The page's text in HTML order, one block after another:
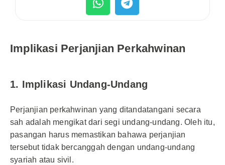
Implikasi Perjanjian Perkahwinan
1. Implikasi Undang-Undang
Perjanjian perkahwinan yang ditandatangani secara
sah adalah mengikat dari segi undang-undang. Oleh itu,
pasangan harus memastikan bahawa perjanjian
tersebut tidak bercanggah dengan undang-undang
syariah atau sivil.